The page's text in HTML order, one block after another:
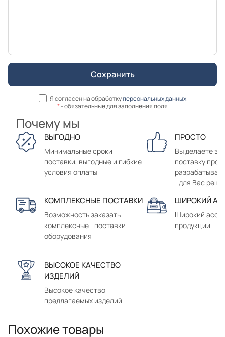
Я согласен на обработкуперсональных данных
*- обязательные для заполнения поля
Почему мы
ВЫГОДНО
Минимальные сроки
поставки, выгодные и гибкие
условия оплаты
ПРОСТО
Вы делаете
поставку
для Вас
КОМПЛЕКСНЫЕ ПОСТАВКИ
Возможность заказать
комплексные поставки
оборудования
ШИРОКИЙ
Широкий
продукции
ВЫСОКОЕ КАЧЕСТВО
ИЗДЕЛИЙ
Высокое качество
предлагаемых изделий
Похожие товары